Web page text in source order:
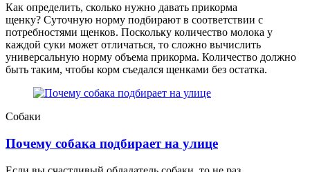
Как определить, сколько нужно давать прикорма
щенку? Суточную норму подбирают в соответствии с
потребностями щенков. Поскольку количество молока у
каждой суки может отличаться, то сложно вычислить
универсальную норму объема прикорма. Количество должно
быть таким, чтобы корм съедался щенками без остатка.
Собаки
Почему собака подбирает на улице